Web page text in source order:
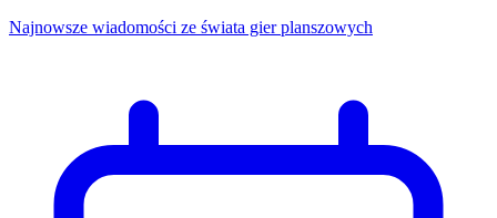
Najnowsze wiadomości ze świata gier planszowych